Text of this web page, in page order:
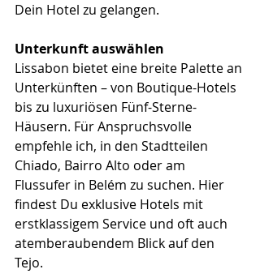
Dein Hotel zu gelangen.
Unterkunft auswählen
Lissabon bietet eine breite Palette an
Unterkünften – von Boutique-Hotels
bis zu luxuriösen Fünf-Sterne-
Häusern. Für Anspruchsvolle
empfehle ich, in den Stadtteilen
Chiado, Bairro Alto oder am
Flussufer in Belém zu suchen. Hier
findest Du exklusive Hotels mit
erstklassigem Service und oft auch
atemberaubendem Blick auf den
Tejo.